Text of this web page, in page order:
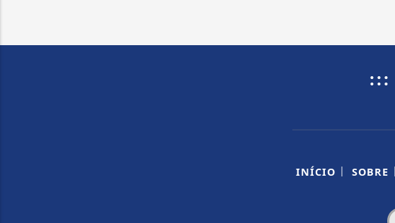
:::
INÍCIO | SOBRE |